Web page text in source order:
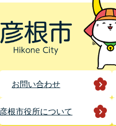
お問い合わせ
彦根市役所について